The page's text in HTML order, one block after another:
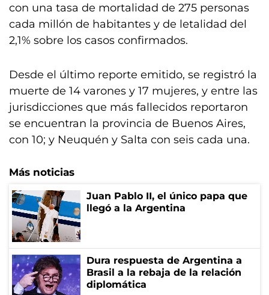
con una tasa de mortalidad de 275 personas
cada millón de habitantes y de letalidad del
2,1% sobre los casos confirmados.
Desde el último reporte emitido, se registró la
muerte de 14 varones y 17 mujeres, y entre las
jurisdicciones que más fallecidos reportaron
se encuentran la provincia de Buenos Aires,
con 10; y Neuquén y Salta con seis cada una.
Más noticias
Juan Pablo II, el único papa que
llegó a la Argentina
Dura respuesta de Argentina a
Brasil a la rebaja de la relación
diplomática